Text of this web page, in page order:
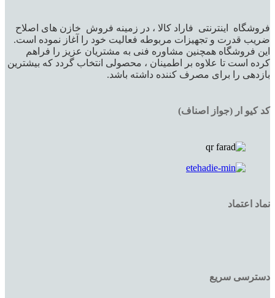
فروشگاه اینترنتی فاراد کالا ، در زمینه فروش خازن های اصلاح
ضریب قدرت و تجهیزات مربوطه فعالیت خود را آغاز نموده است.
این فروشگاه همچنین مشاوره فنی به مشتریان عزیز را فراهم
کرده است تا علاوه بر اطمینان ، محصولی انتخاب گردد که بیشترین
بازدهی را برای مصرف کننده داشته باشد.
کد کیو ار (جواز اصناف)
نماد اعتماد
دسترسی سریع